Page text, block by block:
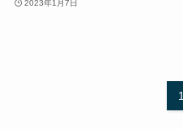
2023年1月7日
1